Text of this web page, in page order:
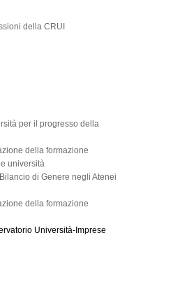
della CRUI
per il progresso della
della formazione
università
di Genere negli Atenei
della formazione
Università-Imprese